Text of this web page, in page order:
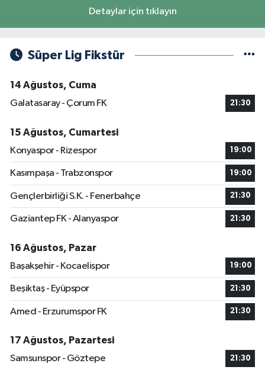
Detaylar için tıklayın
Süper Lig Fikstür
14 Ağustos, Cuma
Galatasaray - Çorum FK
21:30
15 Ağustos, Cumartesi
Konyaspor - Rizespor
19:00
Kasımpaşa - Trabzonspor 19:00
Gençlerbirliği S.K. - Fenerbahçe 21:30
Gaziantep FK - Alanyaspor 21:30
16 Ağustos, Pazar
Başakşehir - Kocaelispor
19:00
Beşiktaş - Eyüpspor 21:30
Amed - Erzurumspor FK 21:30
17 Ağustos, Pazartesi
Samsunspor - Göztepe
21:30